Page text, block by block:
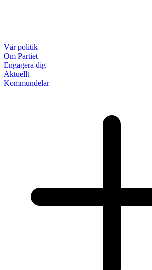
Vår politik
Om Partiet
Engagera dig
Aktuellt
Kommundelar